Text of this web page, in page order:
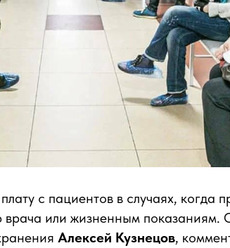
с пациентов в случаях, когда
или жизненным показаниям.
Алексей Кузнецов,